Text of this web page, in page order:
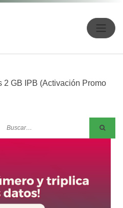
2 GB IPB (Activación Promo